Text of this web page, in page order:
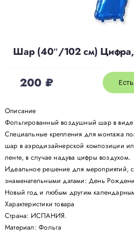
О нас
Отзывы
Контакты
Политика
Шар (40″/102 см) Цифра,
200₽
Описание
Фольгированный воздушный шар в
Специальные крепления для монтажа
шар в аэродизайнерской композиции
ленте, в случае надува цифры воздухом.
Идеальное решение для мероприятий,
знаменательными датами: День
Новый год и любым другим
Характеристики товара
Страна: ИСПАНИЯ.
Материал: Фольга